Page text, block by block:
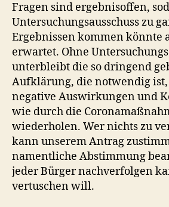
Fragen sind ergebnisoffen,
Untersuchungsausschuss zu
Ergebnissen kommen könnte
erwartet. Ohne
unterbleibt die so dringend
Aufklärung, die notwendig
negative Auswirkungen und
wie durch die
wiederholen. Wer nichts zu
kann unserem Antrag
namentliche Abstimmung
jeder Bürger nachverfolgen
vertuschen will.